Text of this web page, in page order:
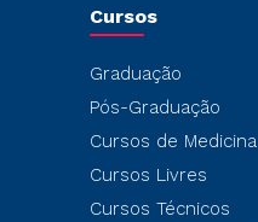
Cursos
Graduação
Pós-Graduação
Cursos de Medicina
Cursos Livres
Cursos Técnicos